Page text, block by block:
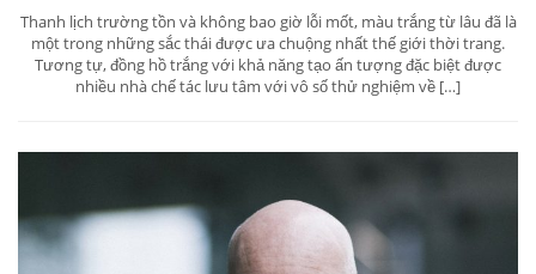
Thanh lịch trường tồn và không bao giờ lỗi mốt, màu trắng từ lâu đã là
một trong những sắc thái được ưa chuộng nhất thế giới thời trang.
Tương tự, đồng hồ trắng với khả năng tạo ấn tượng đặc biệt được
nhiều nhà chế tác lưu tâm với vô số thử nghiệm về […]